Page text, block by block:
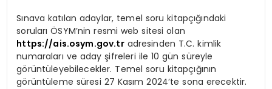
Sınava katılan adaylar, temel soru kitapçığındaki
soruları ÖSYM’nin resmi web sitesi olan
https://ais.osym.gov.tradresinden T.C. kimlik
numaraları ve aday şifreleri ile 10 gün süreyle
görüntüleyebilecekler. Temel soru kitapçığının
görüntüleme süresi 27 Kasım 2024’te sona erecektir.